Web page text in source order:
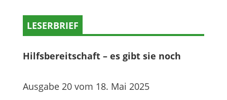
LESERBRIEF
Hilfsbereitschaft ­– es gibt sie noch
Ausgabe 20 vom 18. Mai 2025